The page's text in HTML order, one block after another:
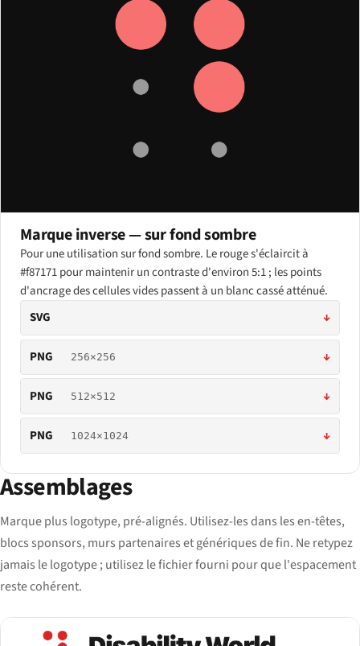
Marque inverse — sur fond sombre
Pour une utilisation sur fond sombre. Le rouge s'éclaircit à
#f87171 pour maintenir un contraste d'environ 5:1 ; les points
d'ancrage des cellules vides passent à un blanc cassé atténué.
SVG
↓
PNG 256×256 ↓
PNG 512×512 ↓
PNG 1024×1024 ↓
Assemblages
Marque plus logotype, pré-alignés. Utilisez-les dans les en-têtes,
blocs sponsors, murs partenaires et génériques de fin. Ne retypez
jamais le logotype ; utilisez le fichier fourni pour que l'espacement
reste cohérent.